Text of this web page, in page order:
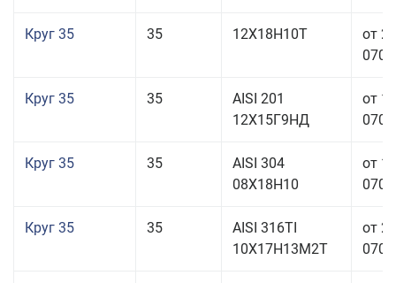
Круг 35 35 12Х18Н10Т
от
Круг 35 35
AISI 201
12Х15Г9НД
от
Круг 35 35
AISI 304
08Х18Н10
от
Круг 35 35
AISI 316TI
10Х17Н13М2Т
от